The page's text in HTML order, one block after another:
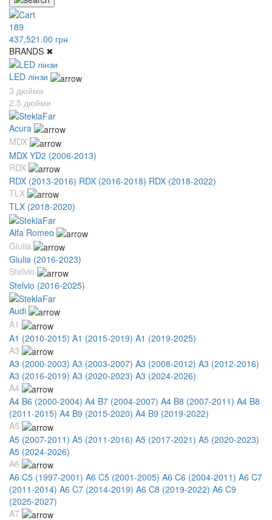
189
437,521.00 грн
BRANDS ✖
LED лінзи
3 дюйми
2.5 дюйми
Acura
MDX
MDX YD2 (2006-2013)
RDX
RDX (2013-2016) RDX (2016-2018) RDX (2018-2022)
TLX
TLX (2018-2020)
Alfa Romeo
Giulia
Giulia (2016-2023)
Stelvio
Stelvio (2016-2025)
Audi
A1
A1 (2010-2015) A1 (2015-2019) A1 (2019-2025)
A3
A3 (2000-2003) A3 (2003-2007) A3 (2008-2012) A3 (2012-2016)
A3 (2016-2019) A3 (2020-2023) A3 (2024-2026)
A4
A4 B6 (2000-2004) A4 B7 (2004-2007) A4 B8 (2007-2011) A4 B8
(2011-2015) A4 B9 (2015-2020) A4 B9 (2019-2022)
A5
A5 (2007-2011) A5 (2011-2016) A5 (2017-2021) A5 (2020-2023)
A5 (2024-2026)
A6
A6 C5 (1997-2001) A6 C5 (2001-2005) A6 C6 (2004-2011) A6 C7
(2011-2014) A6 C7 (2014-2019) A6 C8 (2019-2022) A6 C9
(2025-2027)
A7